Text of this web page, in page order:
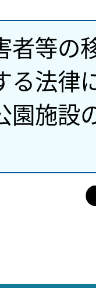
者等の
る法律
園施設